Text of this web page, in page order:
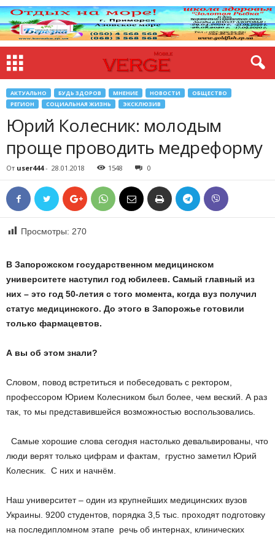
АКТУАЛЬНО БУДЬ ЗДОРОВ МНЕНИЕ НОВОСТИ
ОБЩЕСТВО
РЕГИОН
СОЦИАЛЬНАЯ ЖИЗНЬ ЭКСКЛЮЗИВ
Юрий Колесник: молодым
проще проводить медреформу
От user444- 28.01.2018 1548 0
Просмотры: 270
В Запорожском государственном медицинском
университете наступил год юбилеев. Самый главный из
них – это год 50­-летия с того момента, когда вуз получил
статус медицинского. До этого в Запорожье готовили
только фармацевтов.
А вы об этом знали?
Словом, повод встретиться и побеседовать с ректором,
профессором Юрием Колесником был более, чем веский. А раз
так, то мы представившейся возможностью воспользовались.
­ Самые хорошие слова сегодня настолько девальвированы, что
люди верят только цифрам и фактам, ­ грустно заметил Юрий
Колесник. ­ С них и начнём.
Наш университет – один из крупнейших медицинских вузов
Украины. 9200 студентов, порядка 3,5 тыс. проходят подготовку
на последипломном этапе ­ речь об интернах, клинических